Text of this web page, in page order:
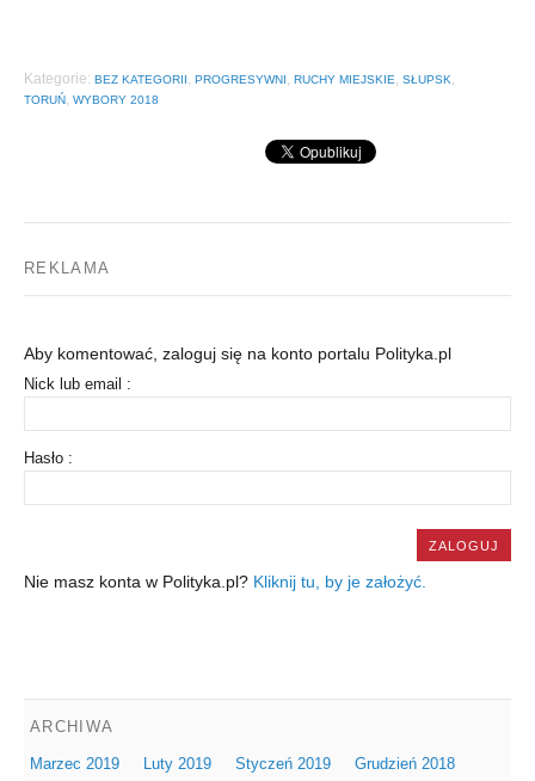
Kategorie: BEZ KATEGORII, PROGRESYWNI, RUCHY MIEJSKIE, SŁUPSK,
TORUŃ, WYBORY 2018
REKLAMA
Aby komentować, zaloguj się na konto portalu Polityka.pl
Nick lub email :
Hasło :
Nie masz konta w Polityka.pl? Kliknij tu, by je założyć.
ARCHIWA
Marzec 2019 Luty 2019 Styczeń 2019
Grudzień 2018